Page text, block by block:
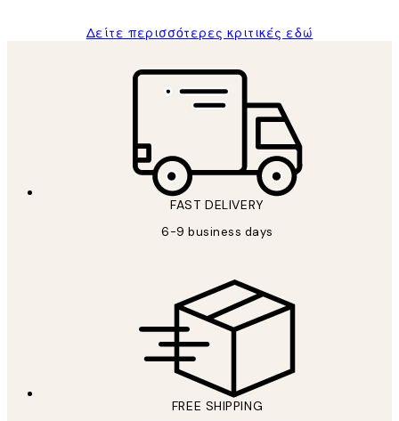
Δείτε περισσότερες κριτικές εδώ
FAST DELIVERY
6-9 business days
FREE SHIPPING